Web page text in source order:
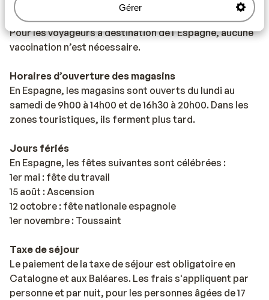
Gérer
Vaccination
Pour les voyageurs à destination de l’Espagne, aucune
vaccination n’est nécessaire.
Horaires d’ouverture des magasins
En Espagne, les magasins sont ouverts du lundi au
samedi de 9h00 à 14h00 et de 16h30 à 20h00. Dans les
zones touristiques, ils ferment plus tard.
Jours fériés
En Espagne, les fêtes suivantes sont célébrées :
1er mai : fête du travail
15 août : Ascension
12 octobre : fête nationale espagnole
1er novembre : Toussaint
Taxe de séjour
Le paiement de la taxe de séjour est obligatoire en
Catalogne et aux Baléares. Les frais s'appliquent par
personne et par nuit, pour les personnes âgées de 17